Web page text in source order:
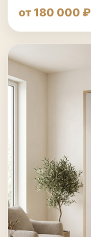
от 180 000 ₽